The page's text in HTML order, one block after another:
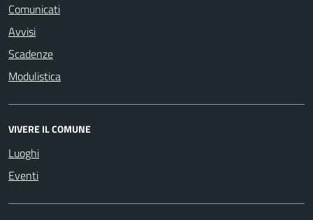
Comunicati
Avvisi
Scadenze
Modulistica
VIVERE IL COMUNE
Luoghi
Eventi